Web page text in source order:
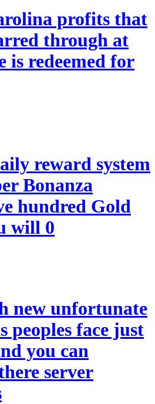
profits that
through at
is redeemed for
reward system
Bonanza
hundred Gold
will 0
new unfortunate
peoples face just
you can
server